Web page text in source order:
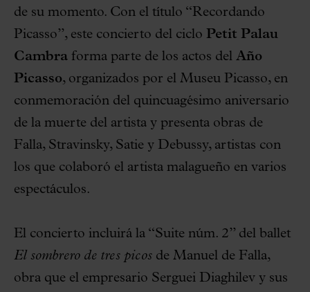
de su momento. Con el título “Recordando
Picasso”, este concierto del ciclo Petit Palau
Cambra forma parte de los actos del Año
Picasso, organizados por el Museu Picasso, en
conmemoración del quincuagésimo aniversario
de la muerte del artista y presenta obras de
Falla, Stravinsky, Satie y Debussy, artistas con
los que colaboró el artista malagueño en varios
espectáculos.
El concierto incluirá la “Suite núm. 2” del ballet
El sombrero de tres picos de Manuel de Falla,
obra que el empresario Serguei Diaghilev y sus